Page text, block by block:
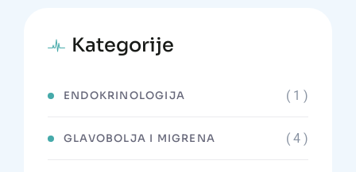
Kategorije
ENDOKRINOLOGIJA ( 1 )
GLAVOBOLJA I MIGRENA ( 4 )